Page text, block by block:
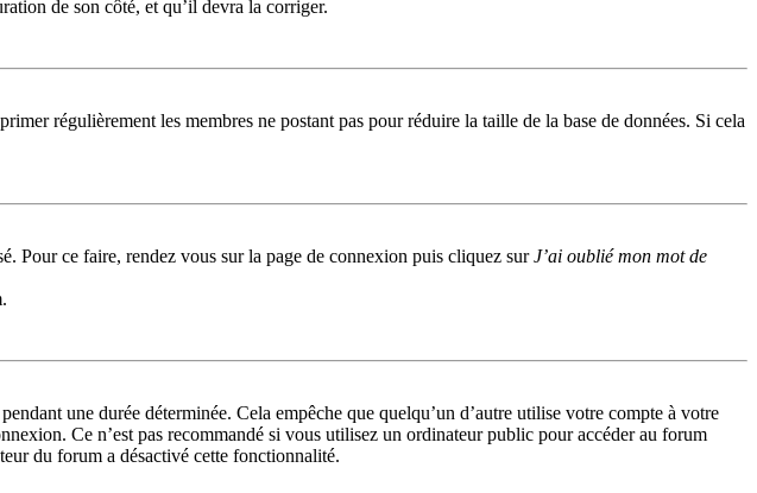
de son côté, et qu’il devra la corriger.
régulièrement les membres ne postant pas pour réduire la taille de la base de données. Si cela
Pour ce faire, rendez vous sur la page de connexion puis cliquez surJ’ai oublié mon mot de
une durée déterminée. Cela empêche que quelqu’un d’autre utilise votre compte à votre
Ce n’est pas recommandé si vous utilisez un ordinateur public pour accéder au forum
du forum a désactivé cette fonctionnalité.